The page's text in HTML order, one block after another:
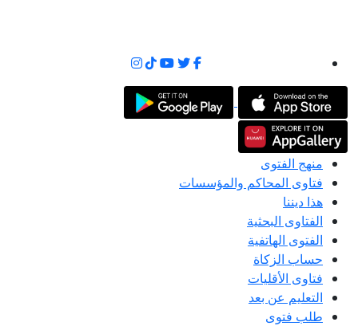
منهج الفتوى
فتاوى المحاكم والمؤسسات
هذا ديننا
الفتاوى البحثية
الفتوى الهاتفية
حساب الزكاة
فتاوى الأقليات
التعليم عن بعد
طلب فتوى